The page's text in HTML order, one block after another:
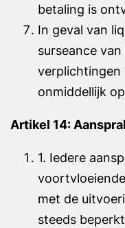
betaling is
In geval van
surseance
verplichtingen
onmiddellijk
Artikel 14:
1. Iedere
met de
steeds